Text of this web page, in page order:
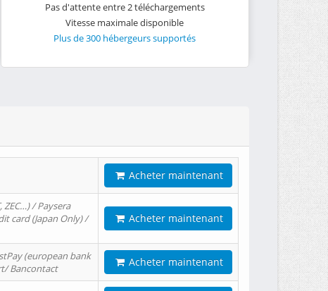
Pas d'attente entre 2 téléchargements
Vitesse maximale disponible
Plus de 300 hébergeurs supportés
Acheter maintenant
ZEC…) / Paysera
card (Japan Only) /
Acheter maintenant
(european bank
Bancontact
Acheter maintenant